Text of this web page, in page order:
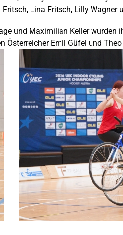
Lina Fritsch, Lilly Wagner
und Maximilian Keller wurden
Emil Güfel und